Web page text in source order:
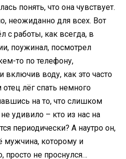
понять, что она чувствует.
неожиданно для всех. Вот
работы, как всегда, в
поужинал, посмотрел
то по телефону,
воду, как это часто
лёг спать немного
на то, что слишком
удивило – кто из нас на
периодически? А наутро он,
которому и
просто не проснулся…